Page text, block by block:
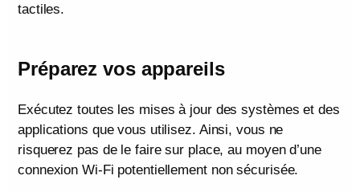
tactiles.
Préparez vos appareils
Exécutez toutes les mises à jour des systèmes et des
applications que vous utilisez. Ainsi, vous ne
risquerez pas de le faire sur place, au moyen d’une
connexion Wi-Fi potentiellement non sécurisée.